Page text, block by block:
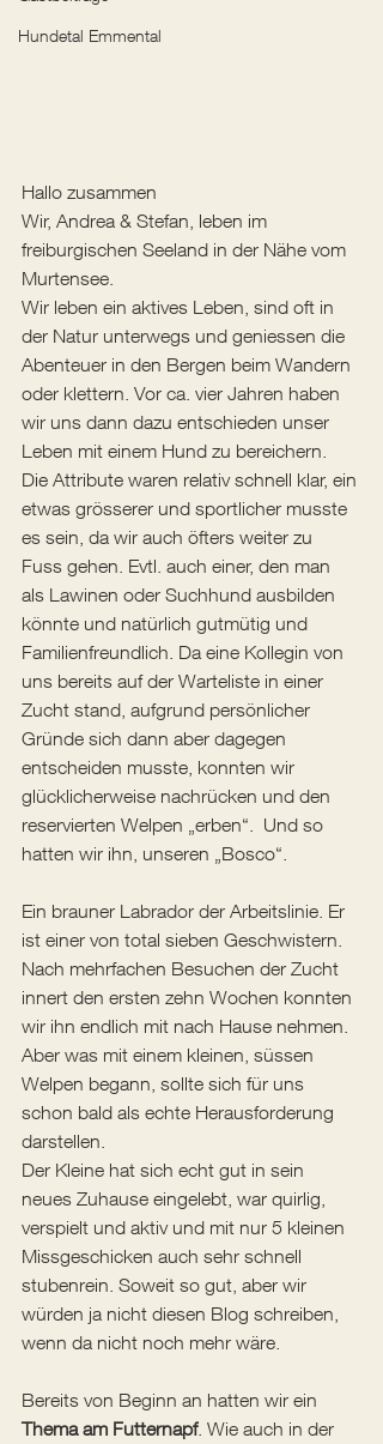
Hundetal Emmental
Hallo zusammen
Wir, Andrea & Stefan, leben im
freiburgischen Seeland in der Nähe vom
Murtensee.
Wir leben ein aktives Leben, sind oft in
der Natur unterwegs und geniessen die
Abenteuer in den Bergen beim Wandern
oder klettern. Vor ca. vier Jahren haben
wir uns dann dazu entschieden unser
Leben mit einem Hund zu bereichern.
Die Attribute waren relativ schnell klar, ein
etwas grösserer und sportlicher musste
es sein, da wir auch öfters weiter zu
Fuss gehen. Evtl. auch einer, den man
als Lawinen oder Suchhund ausbilden
könnte und natürlich gutmütig und
Familienfreundlich. Da eine Kollegin von
uns bereits auf der Warteliste in einer
Zucht stand, aufgrund persönlicher
Gründe sich dann aber dagegen
entscheiden musste, konnten wir
glücklicherweise nachrücken und den
reservierten Welpen „erben“.  Und so
hatten wir ihn, unseren „Bosco“.
Ein brauner Labrador der Arbeitslinie. Er
ist einer von total sieben Geschwistern.
Nach mehrfachen Besuchen der Zucht
innert den ersten zehn Wochen konnten
wir ihn endlich mit nach Hause nehmen.
Aber was mit einem kleinen, süssen
Welpen begann, sollte sich für uns
schon bald als echte Herausforderung
darstellen.
Der Kleine hat sich echt gut in sein
neues Zuhause eingelebt, war quirlig,
verspielt und aktiv und mit nur 5 kleinen
Missgeschicken auch sehr schnell
stubenrein. Soweit so gut, aber wir
würden ja nicht diesen Blog schreiben,
wenn da nicht noch mehr wäre.
Bereits von Beginn an hatten wir ein
Thema am Futternapf. Wie auch in der